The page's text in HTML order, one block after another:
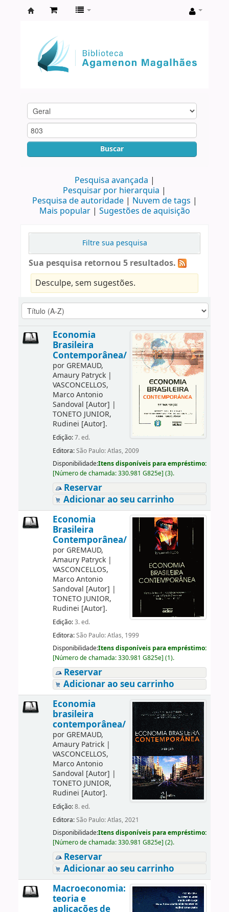
Agamenon
Magalhães
Buscar
Pesquisa avançada
Pesquisar por hierarquia
Pesquisa de autoridade
Nuvem de tags
Mais popular
Sugestões de aquisição
Filtre sua pesquisa
Sua pesquisa retornou 5 resultados.
Desculpe, sem sugestões.
Economia
Brasileira
Contemporânea/
por GREMAUD,
Amaury Patryck|
VASCONCELLOS,
Marco Antonio
Sandoval [Autor] |
TONETO JUNIOR,
Rudinei [Autor].
Edição:7. ed.
Editora:São Paulo: Atlas, 2009
Disponibilidade:Itens disponíveis para empréstimo:
[Número de chamada:330.981 G825e] (3).
Reservar
Adicionar ao seu carrinho
Economia
Brasileira
Contemporânea/
por GREMAUD,
Amaury Patryck|
VASCONCELLOS,
Marco Antonio
Sandoval [Autor] |
TONETO JUNIOR,
Rudinei [Autor].
Edição:3. ed.
Editora:São Paulo: Atlas, 1999
Disponibilidade:Itens disponíveis para empréstimo:
[Número de chamada:330.981 G825e] (1).
Reservar
Adicionar ao seu carrinho
Economia
brasileira
contemporânea/
por GREMAUD,
Amaury Patrick|
VASCONCELLOS,
Marco Antonio
Sandoval [Autor] |
TONETO JUNIOR,
Rudinei [Autor].
Edição:8. ed.
Editora:São Paulo: Atlas, 2021
Disponibilidade:Itens disponíveis para empréstimo:
[Número de chamada:330.981 G825e] (2).
Reservar
Adicionar ao seu carrinho
Macroeconomia:
teoria e
aplicações de